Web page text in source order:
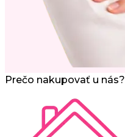
Prečo nakupovať u nás?